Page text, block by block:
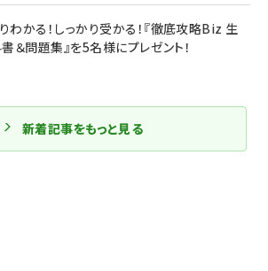
わかる！しっかり受かる！『徹底攻略Biz 生
＆問題集』を5名様にプレゼント！
新着記事をもっと見る